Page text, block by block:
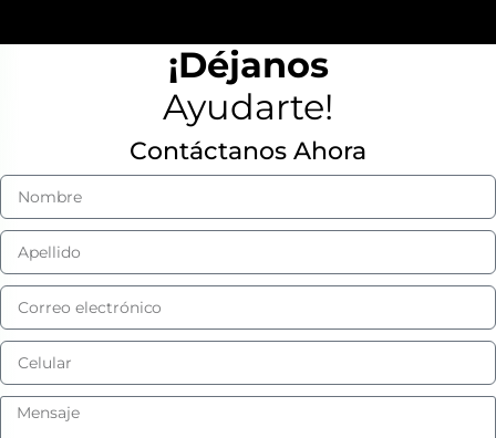
¡Déjanos
Ayudarte!
Contáctanos Ahora